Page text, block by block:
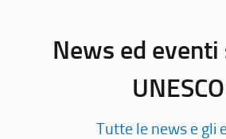
News ed eventi
UNESCO
Tutte le news e gli